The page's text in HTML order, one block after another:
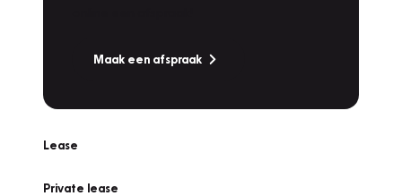
Maak een afspraak
Lease
Private lease